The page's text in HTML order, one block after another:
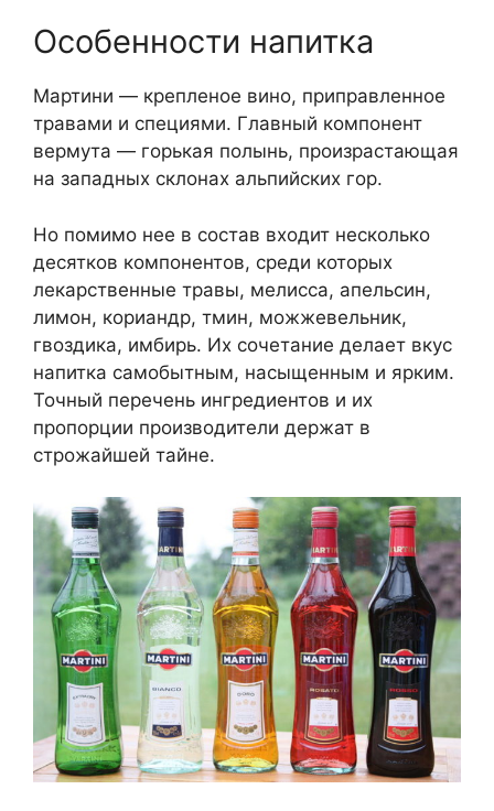
Особенности напитка
Мартини — крепленое вино, приправленное
травами и специями. Главный компонент
вермута — горькая полынь, произрастающая
на западных склонах альпийских гор.
Но помимо нее в состав входит несколько
десятков компонентов, среди которых
лекарственные травы, мелисса, апельсин,
лимон, кориандр, тмин, можжевельник,
гвоздика, имбирь. Их сочетание делает вкус
напитка самобытным, насыщенным и ярким.
Точный перечень ингредиентов и их
пропорции производители держат в
строжайшей тайне.